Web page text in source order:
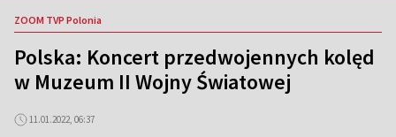
ZOOM TVP Polonia
Polska: Koncert przedwojennych kolęd
w Muzeum II Wojny Światowej
11.01.2022, 06:37